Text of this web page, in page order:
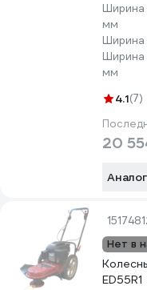
Ширина
мм
Ширина
Ширина
мм
4.1(7)
20
Нет в
ED55R1